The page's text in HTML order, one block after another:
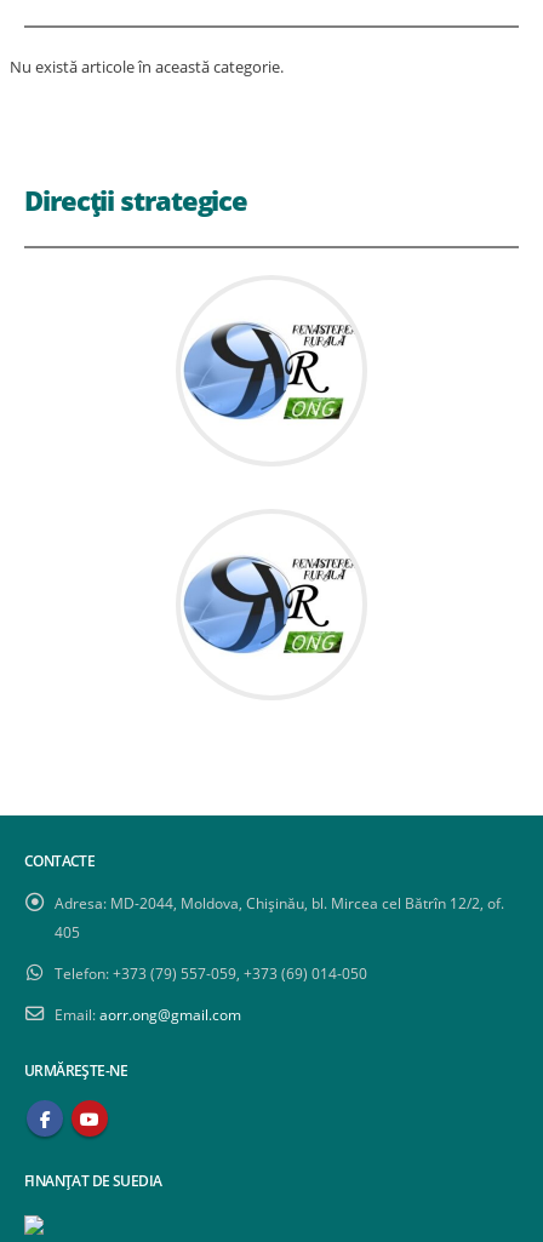
Nu există articole în această categorie.
Direcții strategice
CONTACTE
Adresa: MD-2044, Moldova, Chișinău, bl. Mircea cel Bătrîn 12/2, of.
405
Telefon:+373 (79) 557-059, +373 (69) 014-050
Email:aorr.ong@gmail.com
URMĂREȘTE-NE
FINANȚAT DE SUEDIA